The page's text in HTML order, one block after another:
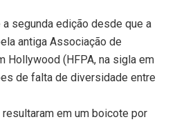
segunda edição desde que a
antiga Associação de
Hollywood (HFPA, na sigla em
de falta de diversidade entre
em um boicote por